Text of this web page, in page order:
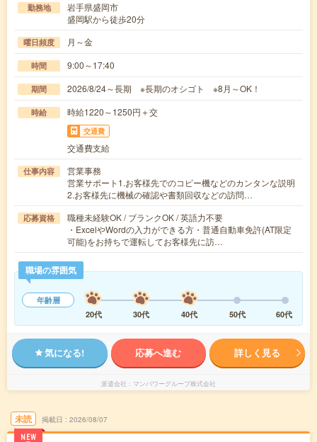
勤務地
岩手県盛岡市
盛岡駅から徒歩20分
曜日頻度 月～金
時間 9:00～17:40
期間 2026/8/24～長期 ※長期のオシゴト ※8月～OK！
時給 時給1220～1250円＋交
交通費
交通費支給
仕事内容
営業事務
営業サポート1.お客様先でのコピー機などのカンタンな説明
2.お客様先に機械の確認や書類回収などの訪問…
応募資格
職種未経験OK / ブランクOK / 英語力不要
・ExcelやWordの入力ができる方・普通自動車免許(AT限定
可能)をお持ちで運転してお客様先に訪…
職場の雰囲気
年齢層
20代
30代 40代 50代 60代
気になる! 応募へ進む 詳しく見る
派遣会社 マンパワーグループ株式会社
未読
NEW
掲載日 2026/08/07